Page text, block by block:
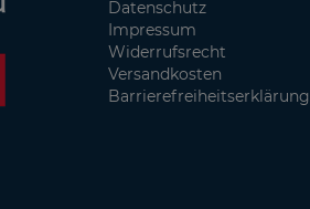
Datenschutz
Impressum
Widerrufsrecht
Versandkosten
Barrierefreiheitserklärung